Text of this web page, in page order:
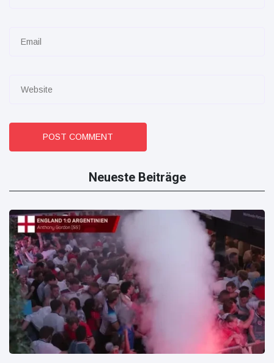
POST COMMENT
Neueste Beiträge